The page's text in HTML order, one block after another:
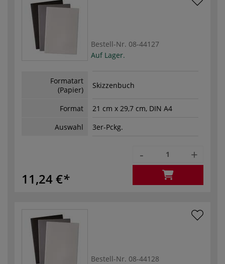
Bestell-Nr. 08-44127
Auf Lager.
Formatart
(Papier)
Skizzenbuch
Format
21 cm x 29,7 cm, DIN A4
Auswahl
3er-Pckg.
11,24 €
- +
Bestell-Nr. 08-44128